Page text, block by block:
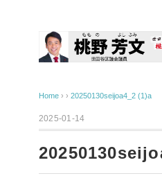
Home › › 20250130seijoa4_2 (1)a
2025-01-14